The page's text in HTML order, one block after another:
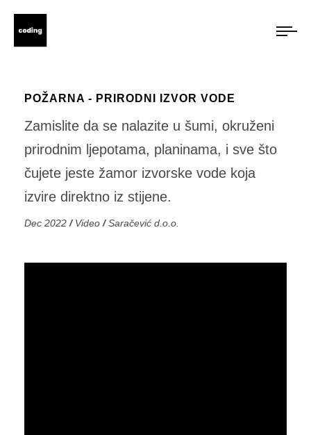
POŽARNA - PRIRODNI IZVOR VODE
Zamislite da se nalazite u šumi, okruženi
prirodnim ljepotama, planinama, i sve što
čujete jeste žamor izvorske vode koja
izvire direktno iz stijene.
Dec 2022 / Video /Saračević d.o.o.